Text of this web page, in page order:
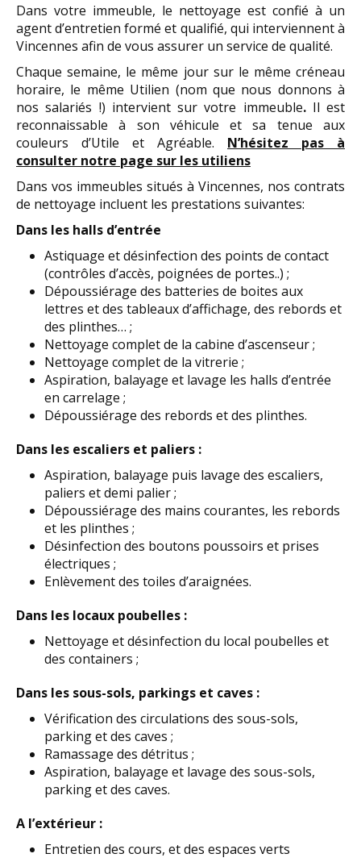
Dans votre immeuble, le nettoyage est confié à un
agent d’entretien formé et qualifié, qui interviennent à
Vincennes afin de vous assurer un service de qualité.
Chaque semaine, le même jour sur le même créneau
horaire, le même Utilien (nom que nous donnons à
nos salariés !) intervient sur votre immeuble. Il est
reconnaissable à son véhicule et sa tenue aux
couleurs d’Utile et Agréable. N’hésitez pas à
consulter notre page sur les utiliens
Dans vos immeubles situés à Vincennes, nos contrats
de nettoyage incluent les prestations suivantes:
Dans les halls d’entrée
Astiquage et désinfection des points de contact
(contrôles d’accès, poignées de portes..) ;
Dépoussiérage des batteries de boites aux
lettres et des tableaux d’affichage, des rebords et
des plinthes… ;
Nettoyage complet de la cabine d’ascenseur ;
Nettoyage complet de la vitrerie ;
Aspiration, balayage et lavage les halls d’entrée
en carrelage ;
Dépoussiérage des rebords et des plinthes.
Dans les escaliers et paliers :
Aspiration, balayage puis lavage des escaliers,
paliers et demi palier ;
Dépoussiérage des mains courantes, les rebords
et les plinthes ;
Désinfection des boutons poussoirs et prises
électriques ;
Enlèvement des toiles d’araignées.
Dans les locaux poubelles :
Nettoyage et désinfection du local poubelles et
des containers ;
Dans les sous-sols, parkings et caves :
Vérification des circulations des sous-sols,
parking et des caves ;
Ramassage des détritus ;
Aspiration, balayage et lavage des sous-sols,
parking et des caves.
A l’extérieur :
Entretien des cours, et des espaces verts